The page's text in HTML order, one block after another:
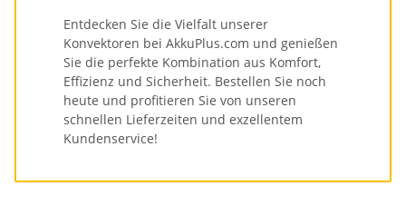
Entdecken Sie die Vielfalt unserer
Konvektoren bei AkkuPlus.com und genießen
Sie die perfekte Kombination aus Komfort,
Effizienz und Sicherheit. Bestellen Sie noch
heute und profitieren Sie von unseren
schnellen Lieferzeiten und exzellentem
Kundenservice!